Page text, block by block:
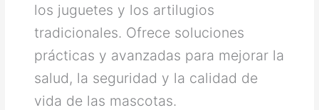
los juguetes y los artilugios
tradicionales. Ofrece soluciones
prácticas y avanzadas para mejorar la
salud, la seguridad y la calidad de
vida de las mascotas.